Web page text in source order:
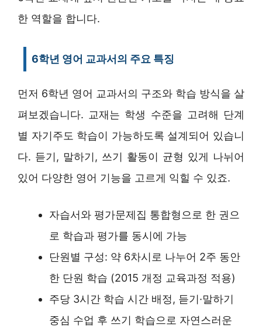
한 역할을 합니다.
6학년 영어 교과서의 주요 특징
먼저 6학년 영어 교과서의 구조와 학습 방식을 살
펴보겠습니다. 교재는 학생 수준을 고려해 단계
별 자기주도 학습이 가능하도록 설계되어 있습니
다. 듣기, 말하기, 쓰기 활동이 균형 있게 나뉘어
있어 다양한 영어 기능을 고르게 익힐 수 있죠.
자습서와 평가문제집 통합형으로 한 권으
로 학습과 평가를 동시에 가능
단원별 구성: 약 6차시로 나누어 2주 동안
한 단원 학습 (2015 개정 교육과정 적용)
주당 3시간 학습 시간 배정, 듣기·말하기
중심 수업 후 쓰기 학습으로 자연스러운